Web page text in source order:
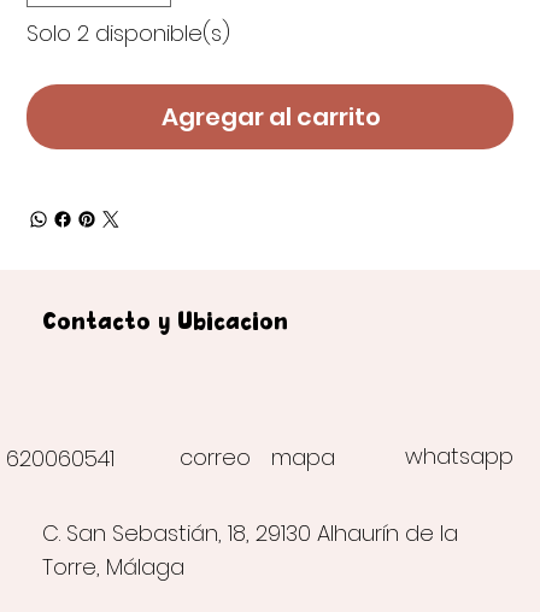
Solo 2 disponible(s)
Agregar al carrito
correo
Contacto y Ubicación
620060541 whatsapp
C. San Sebastián, 18, 29130 Alhaurín de la
Torre, Málaga
mapa